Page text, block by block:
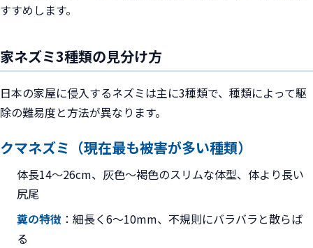
すすめします。
家ネズミ3種類の見分け方
日本の家屋に侵入するネズミは主に3種類で、種類によって駆
除の難易度と方法が異なります。
クマネズミ（現在最も被害が多い種類）
体長14〜26cm、灰色〜褐色のスリムな体型、体より長い
尻尾
糞の特徴 ：細長く6〜10mm、不規則にバラバラと散らば
る